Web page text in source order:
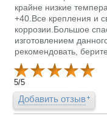
крайне низкие
+40.Все крепления и
коррозии.Большое
изготовлением
рекомендовать,
5/5
Добавить отзыв